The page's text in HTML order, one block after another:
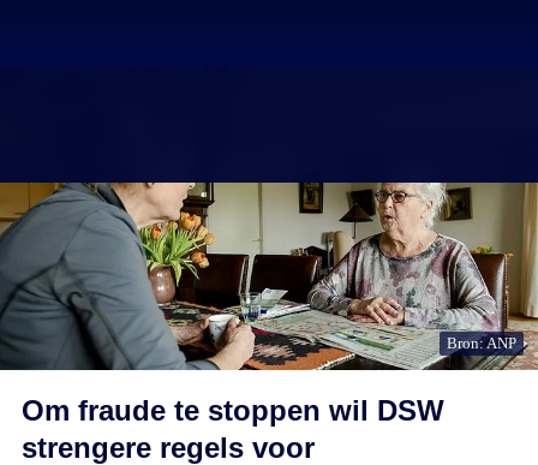
Bron: ANP
Om fraude te stoppen wil DSW
strengere regels voor